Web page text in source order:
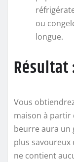
ou
longue.
Résultat
Vous
maison à partir
beurre aura un
plus savoureux
ne contient